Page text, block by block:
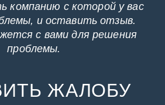
компанию с которой у вас
и оставить отзыв.
с вами для решения
проблемы.
ЖАЛОБУ